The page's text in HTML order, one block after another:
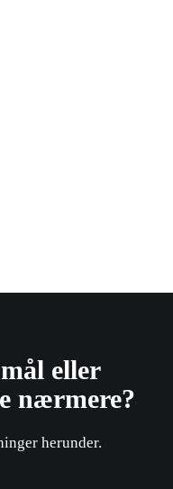
eller
nærmere?
herunder.